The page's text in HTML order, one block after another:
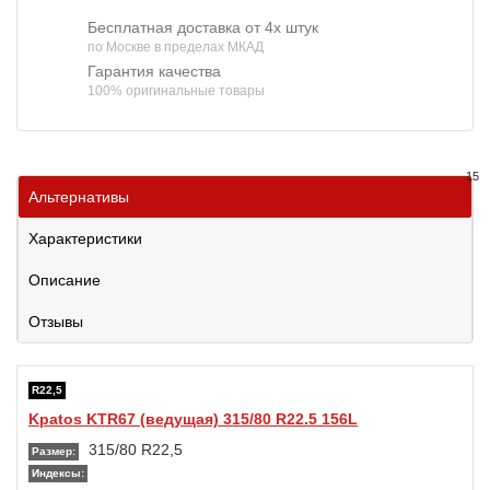
Бесплатная доставка от 4х штук
по Москве в пределах МКАД
Гарантия качества
100% оригинальные товары
Альтернативы
15
Характеристики
Описание
Отзывы
R22,5
Kpatos KTR67 (ведущая) 315/80 R22.5 156L
Размер: 315/80 R22,5
Индексы: